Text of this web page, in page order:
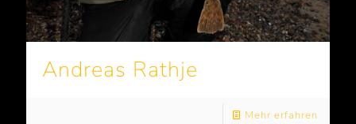
Andreas Rathje
Mehr erfahren